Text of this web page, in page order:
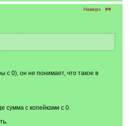
Наверх ##
с 0), он не понимает, что такое в
сумма с копейками с 0.